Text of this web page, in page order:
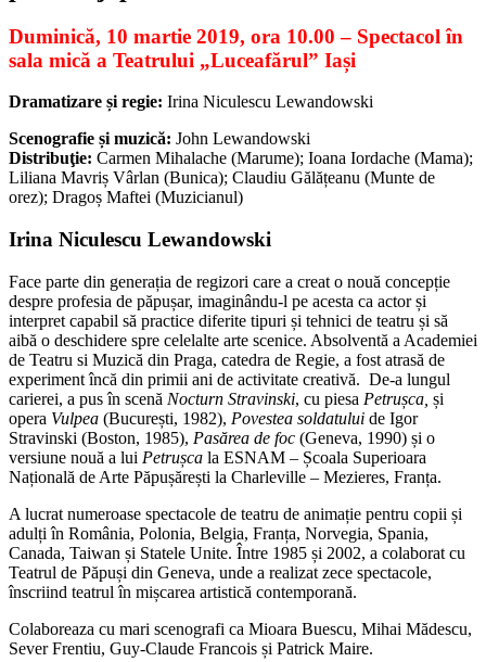
Duminică, 10 martie 2019, ora 10.00 – Spectacol în
sala mică a Teatrului „Luceafărul” Iași
Dramatizare și regie: Irina Niculescu Lewandowski
Scenografie și muzică: John Lewandowski
Distribuţie: Carmen Mihalache (Marume); Ioana Iordache (Mama);
Liliana Mavriș Vârlan (Bunica); Claudiu Gălățeanu (Munte de
orez); Dragoș Maftei (Muzicianul)
Irina Niculescu Lewandowski
Face parte din generația de regizori care a creat o nouă concepție
despre profesia de păpușar, imaginându-l pe acesta ca actor și
interpret capabil să practice diferite tipuri și tehnici de teatru și să
aibă o deschidere spre celelalte arte scenice. Absolventă a Academiei
de Teatru si Muzică din Praga, catedra de Regie, a fost atrasă de
experiment încă din primii ani de activitate creativă. De-a lungul
carierei, a pus în scenă Nocturn Stravinski, cu piesa Petrușca, și
opera Vulpea (București, 1982), Povestea soldatului de Igor
Stravinski (Boston, 1985), Pasărea de foc (Geneva, 1990) și o
versiune nouă a lui Petrușca la ESNAM – Școala Superioara
Națională de Arte Păpușărești la Charleville – Mezieres, Franța.
A lucrat numeroase spectacole de teatru de animație pentru copii și
adulți în România, Polonia, Belgia, Franța, Norvegia, Spania,
Canada, Taiwan și Statele Unite. Între 1985 și 2002, a colaborat cu
Teatrul de Păpuși din Geneva, unde a realizat zece spectacole,
înscriind teatrul în mișcarea artistică contemporană.
Colaboreaza cu mari scenografi ca Mioara Buescu, Mihai Mădescu,
Sever Frentiu, Guy-Claude Francois și Patrick Maire.